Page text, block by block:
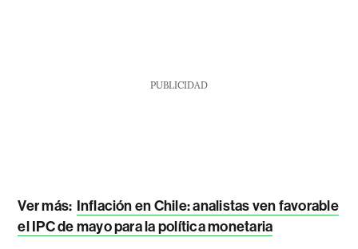
PUBLICIDAD
Ver más: Inflación en Chile: analistas ven favorable
el IPC de mayo para la política monetaria